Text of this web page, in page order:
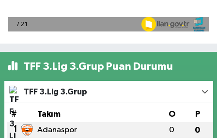
TFF 3.Lig 3.Grup Puan Durumu
TFF 3.Lig 3.Grup
# Takım O P
1 Adanaspor 0 0